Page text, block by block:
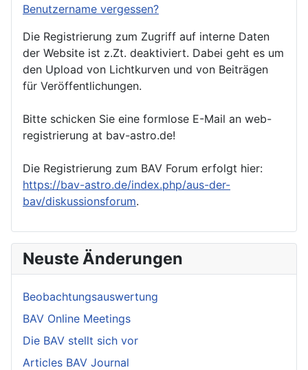
Benutzername vergessen?
Die Registrierung zum Zugriff auf interne Daten
der Website ist z.Zt. deaktiviert. Dabei geht es um
den Upload von Lichtkurven und von Beiträgen
für Veröffentlichungen.
Bitte schicken Sie eine formlose E-Mail an web-
registrierung at bav-astro.de!
Die Registrierung zum BAV Forum erfolgt hier:
https://bav-astro.de/index.php/aus-der-
bav/diskussionsforum.
Neuste Änderungen
Beobachtungsauswertung
BAV Online Meetings
Die BAV stellt sich vor
Articles BAV Journal